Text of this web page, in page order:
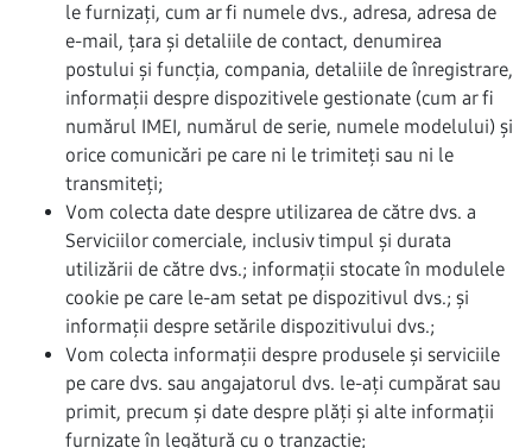
le furnizați, cum ar fi numele dvs., adresa, adresa de
e-mail, țara și detaliile de contact, denumirea
postului și funcția, compania, detaliile de înregistrare,
informații despre dispozitivele gestionate (cum ar fi
numărul IMEI, numărul de serie, numele modelului) și
orice comunicări pe care ni le trimiteți sau ni le
transmiteți;
Vom colecta date despre utilizarea de către dvs. a
Serviciilor comerciale, inclusiv timpul și durata
utilizării de către dvs.; informații stocate în modulele
cookie pe care le-am setat pe dispozitivul dvs.; și
informații despre setările dispozitivului dvs.;
Vom colecta informații despre produsele și serviciile
pe care dvs. sau angajatorul dvs. le-ați cumpărat sau
primit, precum și date despre plăți și alte informații
furnizate în legătură cu o tranzacție;